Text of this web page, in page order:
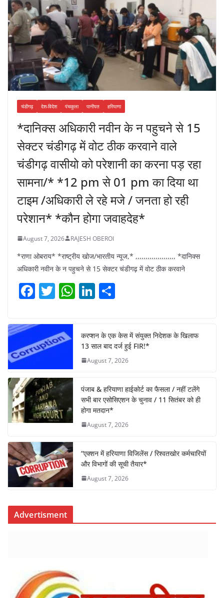
चंडीगढ़ देश-विदेश पंचकुला पानीपत हरियाणा
*दानिक्स अधिकारी नवीन के न पहुचने से 15
सेक्टर चंडीगढ़ में वोट ठीक करवाने वाले
चंडीगढ़ वासीयो को परेशानी का करना पड़ रहा
सामना/* *12 pm से 01 pm का दिया था
टाइम /अधिकारी ले रहे मजे / जनता हो रही
परेशान* *कौन होगा जवाहदेह*
August 7, 2026 RAJESH OBEROI
*राणा ओबराय* *राष्ट्रीय खोज/भारतीय न्यूज,* ,,,,,,,,,,,,,,,,,,,, *दानिक्स
अधिकारी नवीन के न पहुचने से 15 सेक्टर चंडीगढ़ में वोट ठीक करवाने
F
c
e
b
o
o
k
T
itt
er
W
s
A
p
Li
e
dI
n
e
करप्शन के एक केस में संयुक्त निदेशक के खिलाफ
13 साल बाद दर्ज हुई FIR!*
August 7, 2026
पंजाब & हरियाणा हाईकोर्ट का फैसला / नहीं टलेंगे
सभी बार एसोसिएशन के चुनाव / 11 सितंबर को ही
होगा मतदान*
August 7, 2026
“एक्शन में हरियाणा विजिलेंस / रिश्वतखोर कर्मचारियों
और विभागों की सूची तैयार*
August 7, 2026
Advertisment